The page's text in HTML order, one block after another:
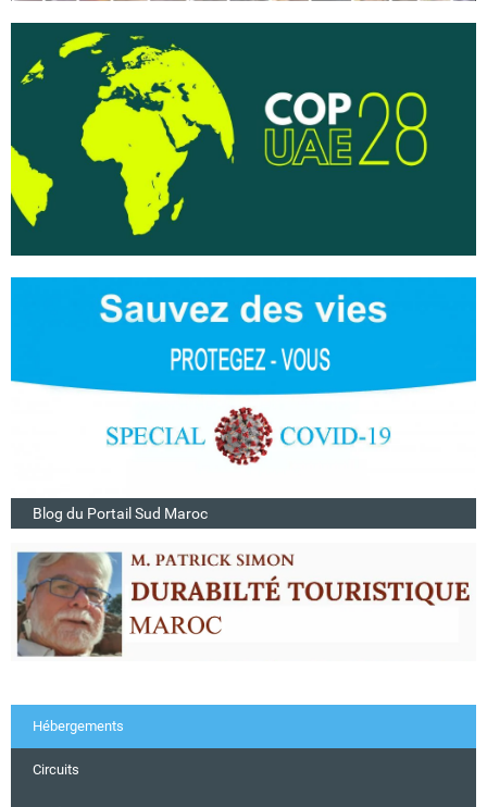
Blog du Portail Sud Maroc
Hébergements
Circuits